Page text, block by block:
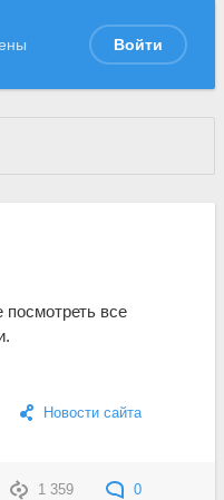
Войти
все
Новости сайта
1 359 0